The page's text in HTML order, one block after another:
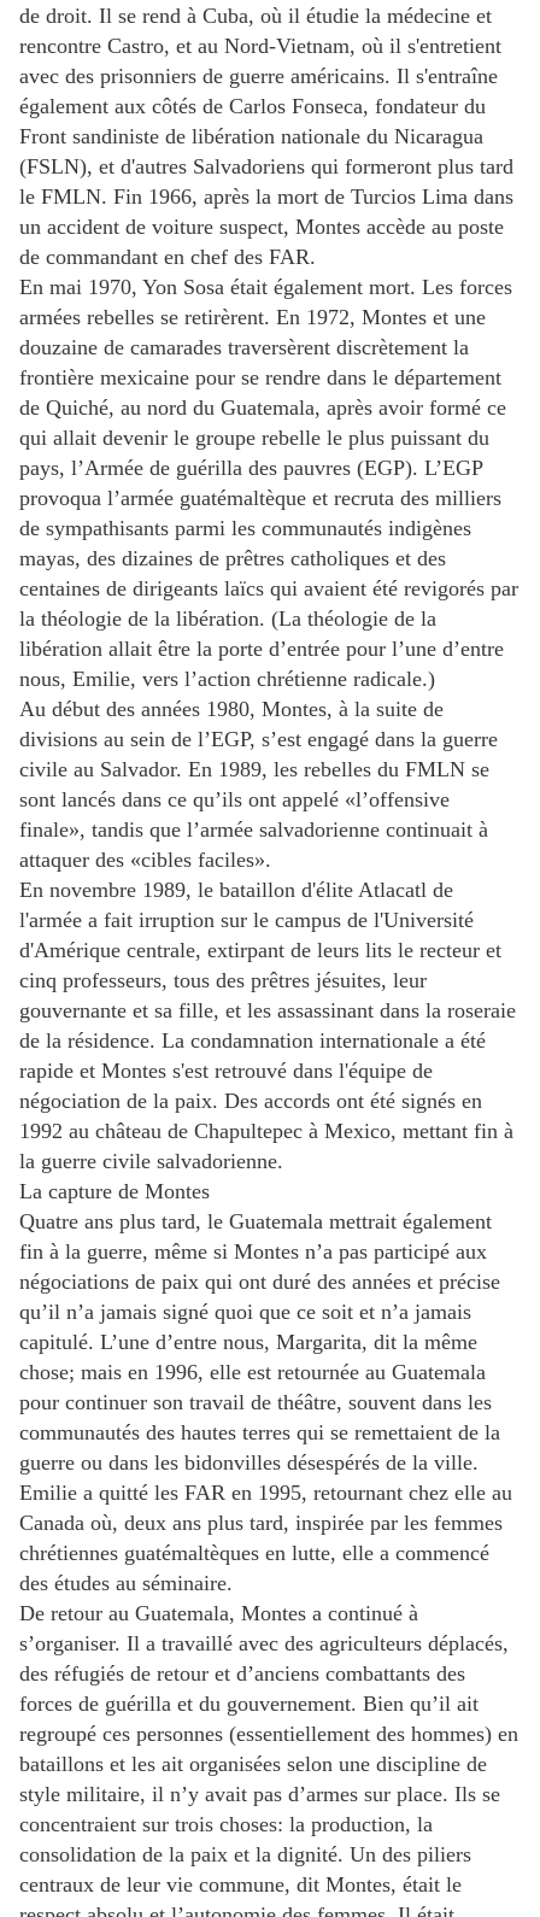
de droit. Il se rend à Cuba, où il étudie la médecine et
rencontre Castro, et au Nord-Vietnam, où il s'entretient
avec des prisonniers de guerre américains. Il s'entraîne
également aux côtés de Carlos Fonseca, fondateur du
Front sandiniste de libération nationale du Nicaragua
(FSLN), et d'autres Salvadoriens qui formeront plus tard
le FMLN. Fin 1966, après la mort de Turcios Lima dans
un accident de voiture suspect, Montes accède au poste
de commandant en chef des FAR.
En mai 1970, Yon Sosa était également mort. Les forces
armées rebelles se retirèrent. En 1972, Montes et une
douzaine de camarades traversèrent discrètement la
frontière mexicaine pour se rendre dans le département
de Quiché, au nord du Guatemala, après avoir formé ce
qui allait devenir le groupe rebelle le plus puissant du
pays, l’Armée de guérilla des pauvres (EGP). L’EGP
provoqua l’armée guatémaltèque et recruta des milliers
de sympathisants parmi les communautés indigènes
mayas, des dizaines de prêtres catholiques et des
centaines de dirigeants laïcs qui avaient été revigorés par
la théologie de la libération. (La théologie de la
libération allait être la porte d’entrée pour l’une d’entre
nous, Emilie, vers l’action chrétienne radicale.)
Au début des années 1980, Montes, à la suite de
divisions au sein de l’EGP, s’est engagé dans la guerre
civile au Salvador. En 1989, les rebelles du FMLN se
sont lancés dans ce qu’ils ont appelé «l’offensive
finale», tandis que l’armée salvadorienne continuait à
attaquer des «cibles faciles».
En novembre 1989, le bataillon d'élite Atlacatl de
l'armée a fait irruption sur le campus de l'Université
d'Amérique centrale, extirpant de leurs lits le recteur et
cinq professeurs, tous des prêtres jésuites, leur
gouvernante et sa fille, et les assassinant dans la roseraie
de la résidence. La condamnation internationale a été
rapide et Montes s'est retrouvé dans l'équipe de
négociation de la paix. Des accords ont été signés en
1992 au château de Chapultepec à Mexico, mettant fin à
la guerre civile salvadorienne.
La capture de Montes
Quatre ans plus tard, le Guatemala mettrait également
fin à la guerre, même si Montes n’a pas participé aux
négociations de paix qui ont duré des années et précise
qu’il n’a jamais signé quoi que ce soit et n’a jamais
capitulé. L’une d’entre nous, Margarita, dit la même
chose; mais en 1996, elle est retournée au Guatemala
pour continuer son travail de théâtre, souvent dans les
communautés des hautes terres qui se remettaient de la
guerre ou dans les bidonvilles désespérés de la ville.
Emilie a quitté les FAR en 1995, retournant chez elle au
Canada où, deux ans plus tard, inspirée par les femmes
chrétiennes guatémaltèques en lutte, elle a commencé
des études au séminaire.
De retour au Guatemala, Montes a continué à
s’organiser. Il a travaillé avec des agriculteurs déplacés,
des réfugiés de retour et d’anciens combattants des
forces de guérilla et du gouvernement. Bien qu’il ait
regroupé ces personnes (essentiellement des hommes) en
bataillons et les ait organisées selon une discipline de
style militaire, il n’y avait pas d’armes sur place. Ils se
concentraient sur trois choses: la production, la
consolidation de la paix et la dignité. Un des piliers
centraux de leur vie commune, dit Montes, était le